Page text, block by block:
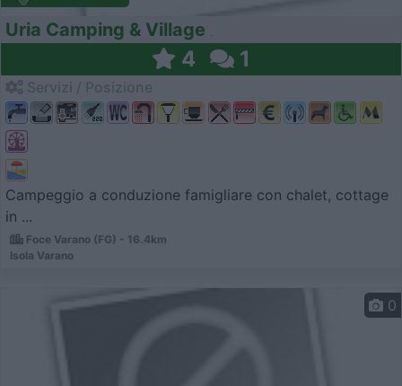
Uria Camping & Village
4 1
Campeggio a conduzione famigliare con chalet, cottage
in ...
Foce Varano (FG) - 16.4km
Isola Varano
0